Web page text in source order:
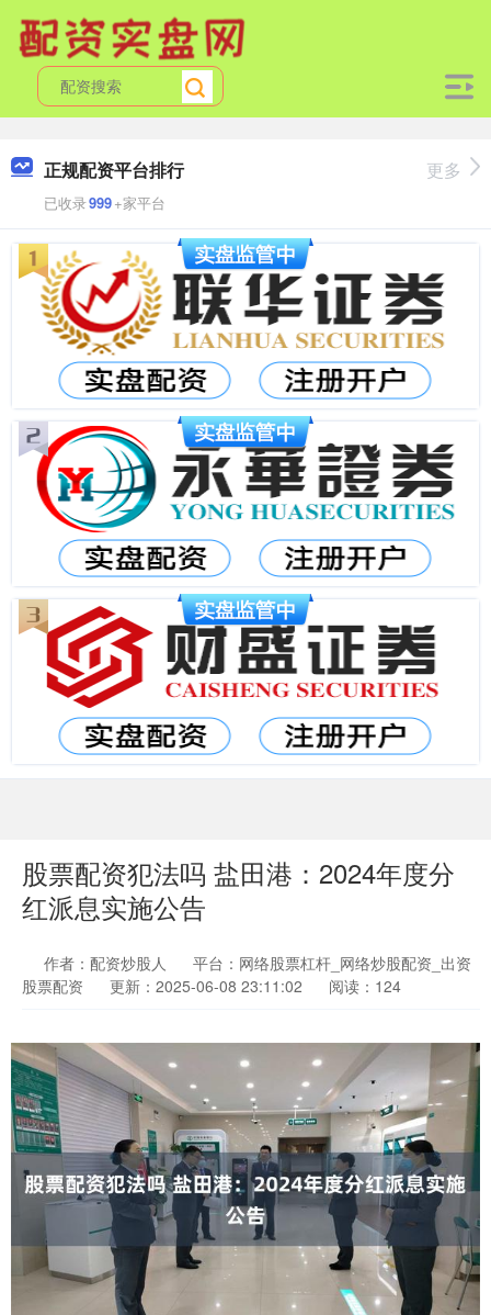
正规配资平台排行
已收录999+家平台
更多
股票配资犯法吗 盐田港：2024年度分
红派息实施公告
作者：配资炒股人
平台：网络股票杠杆_网络炒股配资_出资
股票配资
更新：2025-06-08 23:11:02 阅读：124